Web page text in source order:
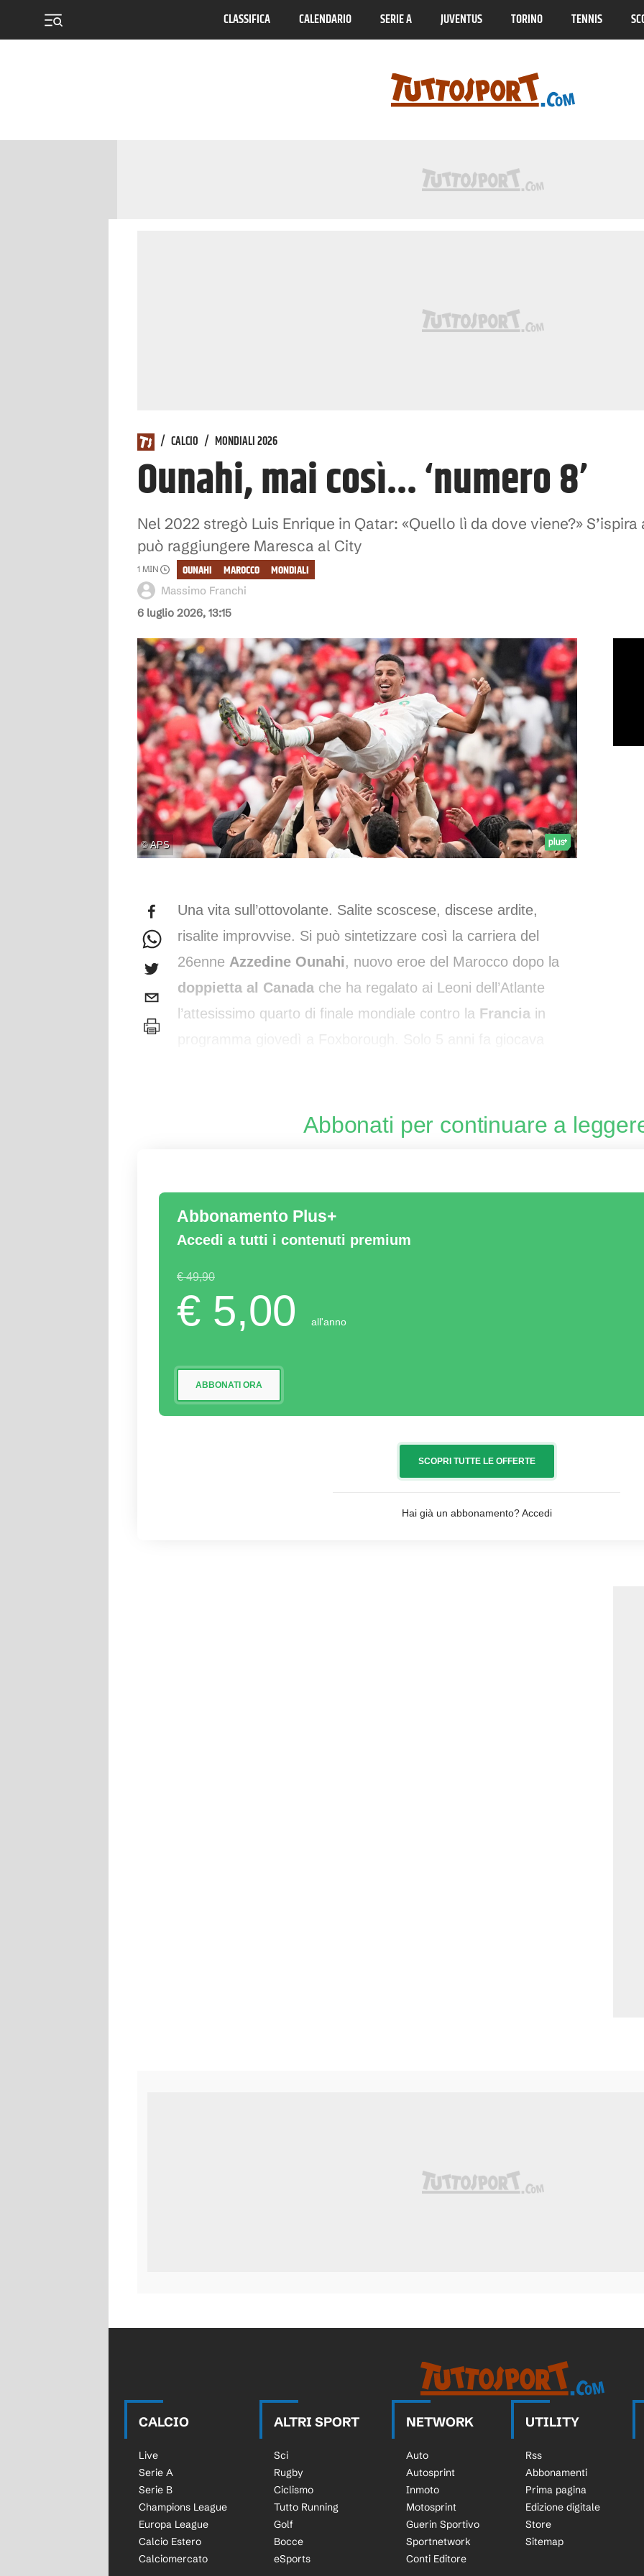
CLASSIFICA CALENDARIO SERIE A JUVENTUS TORINO TENNIS
/ CALCIO / MONDIALI 2026
Ounahi, mai così... ‘numero 8’
Nel 2022 stregò Luis Enrique in Qatar: «Quello lì da dove viene?»
può raggiungere Maresca al City
6 luglio 2026, 13:15
Massimo Franchi
1 MIN MONDIALI
MAROCCO
OUNAHI
©APS
Una vita sull’ottovolante. Salite scoscese, discese ardite,
risalite improvvise. Si può sintetizzare così la carriera del
26enne Azzedine Ounahi, nuovo eroe del Marocco dopo la
doppietta al Canada che ha regalato ai Leoni dell’Atlante
l’attesissimo quarto di finale mondiale contro la Francia in
Abbonati per continuare a
Abbonamento Plus+
Accedi a tutti i contenuti premium
€ 49,90
€ 5,00 all'anno
ABBONATI ORA
SCOPRI TUTTE LE OFFERTE
Hai già un abbonamento?Accedi
CALCIO
Live
Serie A
Serie B
Champions League
Europa League
Calcio Estero
Calciomercato
ALTRI SPORT
Sci
Rugby
Ciclismo
Tutto Running
Golf
Bocce
eSports
NETWORK
Auto
Autosprint
Inmoto
Motosprint
Guerin Sportivo
Sportnetwork
Conti Editore
UTILITY
Rss
Abbonamenti
Prima pagina
Edizione digitale
Store
Sitemap